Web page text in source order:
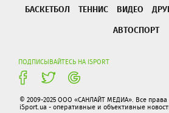
БАСКЕТБОЛ
ТЕННИС ВИДЕО
АВТОСПОРТ
ПОДПИСЫВАЙТЕСЬ НА ISPORT
© 2009-2025 ООО «САНЛАЙТ МЕДИА». Все
iSport.ua - оперативные и объективные